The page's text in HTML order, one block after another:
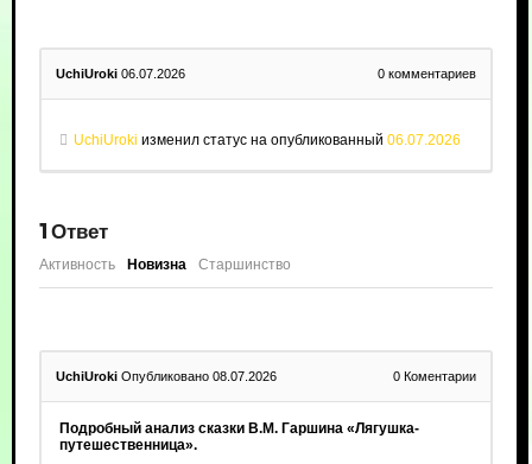
UchiUroki 06.07.2026 0 комментариев
UchiUroki изменил статус на опубликованный 06.07.2026
1Ответ
Активность Новизна Старшинство
UchiUroki Опубликовано 08.07.2026 0 Коментарии
Подробный анализ сказки В.М. Гаршина «Лягушка-
путешественница».